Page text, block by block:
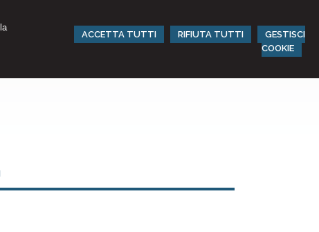
ACCETTA TUTTI RIFIUTA TUTTI
GESTISCI
COOKIE